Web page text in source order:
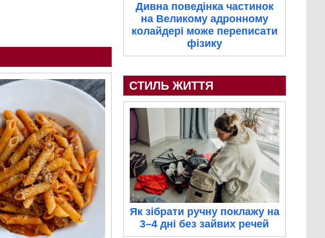
Дивна поведінка частинок
на Великому адронному
колайдері може переписати
фізику
СТИЛЬ ЖИТТЯ
Як зібрати ручну поклажу на
3–4 дні без зайвих речей